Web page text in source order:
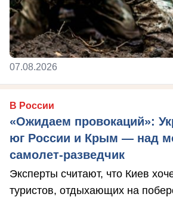
07.08.2026
В России
«Ожидаем провокаций»:
юг России и Крым — над
самолет-разведчик
Эксперты считают, что Киев
туристов, отдыхающих на